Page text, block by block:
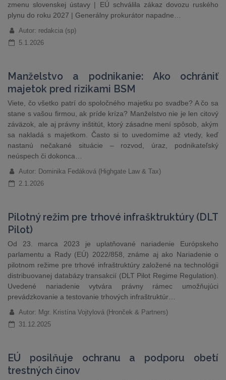
zmenu slovenskej ústavy | EÚ schválila zákaz dovozu ruského
plynu do roku 2027 | Generálny prokurátor napadne…
Autor: redakcia (sp)
5.1.2026
Manželstvo a podnikanie: Ako ochrániť
majetok pred rizikami BSM
Viete, čo všetko patrí do spoločného majetku po svadbe? A čo sa
stane s vašou firmou, ak príde kríza? Manželstvo nie je len citový
záväzok, ale aj právny inštitút, ktorý zásadne mení spôsob, akým
sa nakladá s majetkom. Často si to uvedomíme až vtedy, keď
nastanú nečakané situácie – rozvod, úraz, podnikateľský
neúspech či dokonca…
Autor: Dominika Fedáková (Highgate Law & Tax)
2.1.2026
Pilotný režim pre trhové infrašktruktúry (DLT
Pilot)
Od 23. marca 2023 je uplatňované nariadenie Európskeho
parlamentu a Rady (EÚ) 2022/858, známe aj ako Nariadenie o
pilotnom režime pre trhové infraštruktúry založené na technológii
distribuovanej databázy transakcií (DLT Pilot Regime Regulation).
Uvedené nariadenie vytvára právny rámec umožňujúci
prevádzkovanie a testovanie trhových infraštruktúr…
Autor: Mgr. Kristína Vojtylová (Hronček & Partners)
31.12.2025
EÚ posilňuje ochranu a podporu obetí
trestných činov